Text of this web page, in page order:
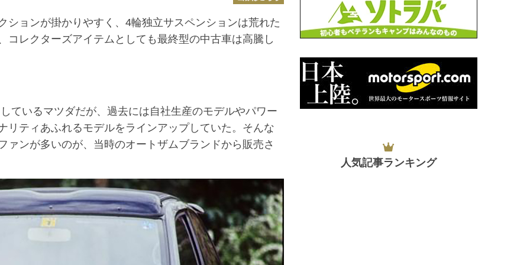
ョンが掛かりやすく、4輪独立サスペンションは荒れた
コレクターズアイテムとしても最終型の中古車は高騰し
いるマツダだが、過去には自社生産のモデルやパワー
リティあふれるモデルをラインアップしていた。そんな
ンが多いのが、当時のオートザムブランドから販売さ
人気記事ランキング